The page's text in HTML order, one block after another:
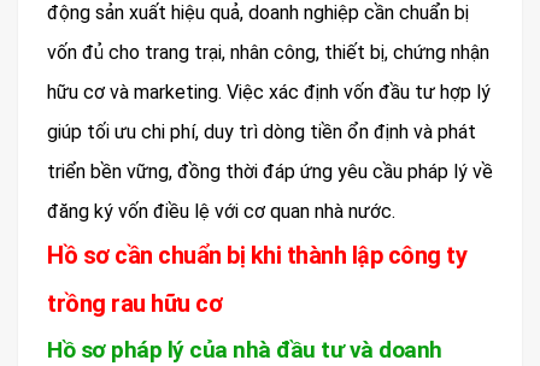
động sản xuất hiệu quả, doanh nghiệp cần chuẩn bị
vốn đủ cho trang trại, nhân công, thiết bị, chứng nhận
hữu cơ và marketing. Việc xác định vốn đầu tư hợp lý
giúp tối ưu chi phí, duy trì dòng tiền ổn định và phát
triển bền vững, đồng thời đáp ứng yêu cầu pháp lý về
đăng ký vốn điều lệ với cơ quan nhà nước.
Hồ sơ cần chuẩn bị khi thành lập công ty
trồng rau hữu cơ
Hồ sơ pháp lý của nhà đầu tư và doanh